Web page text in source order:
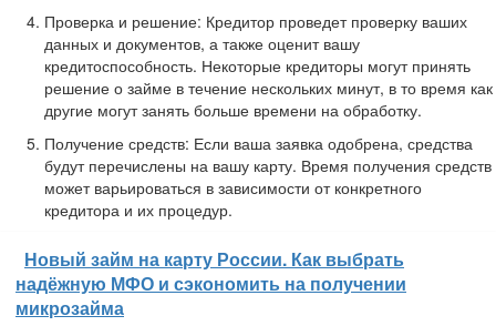
Проверка и решение: Кредитор проведет проверку ваших
данных и документов, а также оценит вашу
кредитоспособность. Некоторые кредиторы могут принять
решение о займе в течение нескольких минут, в то время как
другие могут занять больше времени на обработку.
Получение средств: Если ваша заявка одобрена, средства
будут перечислены на вашу карту. Время получения средств
может варьироваться в зависимости от конкретного
кредитора и их процедур.
Новый займ на карту России. Как выбрать
надёжную МФО и сэкономить на получении
микрозайма